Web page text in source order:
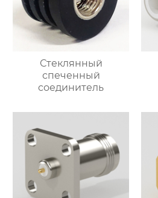
Стеклянный
спеченный
соединитель